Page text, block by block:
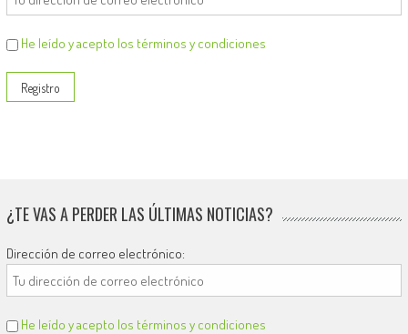
He leído y acepto los términos y condiciones
¿TE VAS A PERDER LAS ÚLTIMAS NOTICIAS?
Dirección de correo electrónico:
He leído y acepto los términos y condiciones